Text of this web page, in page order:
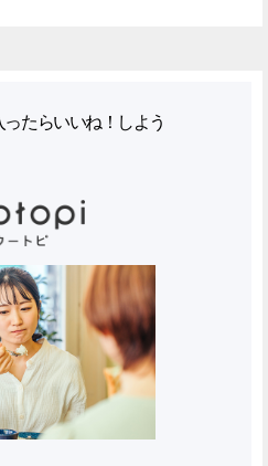
たらいいね！しよう